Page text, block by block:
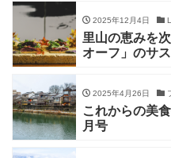
2025年12月4日
里山の恵みを
オーフ」のサ
2025年4月26日
これからの美
月号